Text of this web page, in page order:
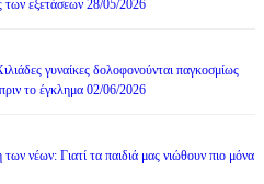
των εξετάσεων 28/05/2026
γυναίκες δολοφονούνται παγκοσμίως
το έγκλημα 02/06/2026
νέων: Γιατί τα παιδιά μας νιώθουν πιο μόνα